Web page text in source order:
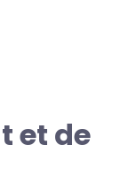
et de